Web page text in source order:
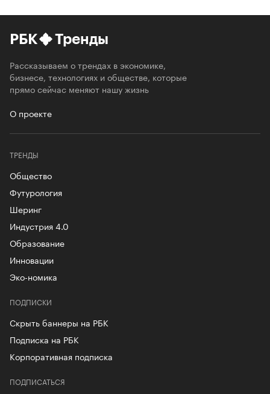
РБК Тренды
Рассказываем о трендах в экономике,
бизнесе, технологиях и обществе, которые
прямо сейчас меняют нашу жизнь
О проекте
ТРЕНДЫ
Общество
Футурология
Шеринг
Индустрия 4.0
Образование
Инновации
Эко-номика
ПОДПИСКИ
Скрыть баннеры на РБК
Подписка на РБК
Корпоративная подписка
ПОДПИСАТЬСЯ